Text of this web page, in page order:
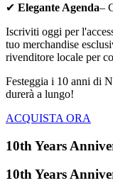
✔ Elegante Agenda–
Iscriviti oggi per
tuo merchandise
rivenditore locale per
Festeggia i 10 anni di
durerà a lungo!
ACQUISTA ORA
10th Years
10th Years